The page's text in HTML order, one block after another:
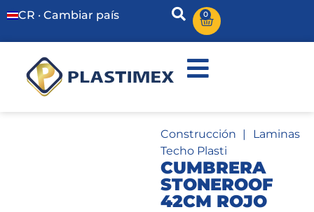
CR · Cambiar país 0
Construcción | Laminas
Techo Plasti
CUMBRERA
STONEROOF
42CM ROJO